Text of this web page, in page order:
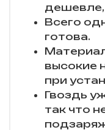
дешевле,
Всего
готова.
высокие
при
Гвоздь
так что